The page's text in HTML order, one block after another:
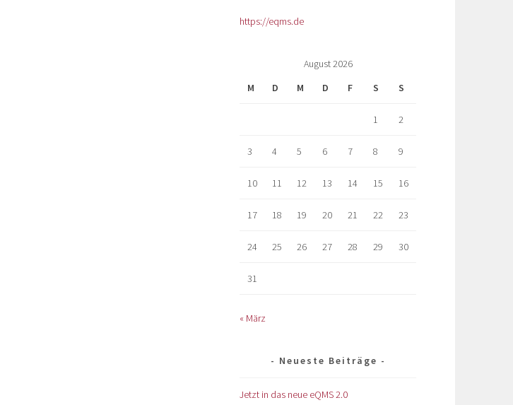
https://eqms.de
August 2026
M
D M D F S S
1 2
3 4 5 6 7 8 9
10 11 12 13 14 15 16
17 18 19 20 21 22 23
24 25 26 27 28 29 30
31
« März
Neueste Beiträge
Jetzt in das neue eQMS 2.0